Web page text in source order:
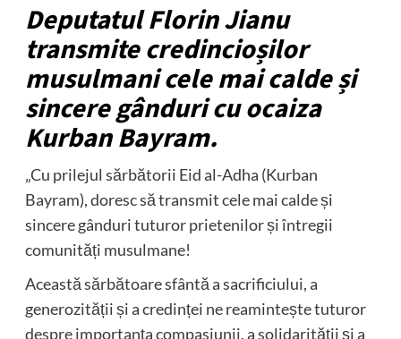
Deputatul Florin Jianu
transmite credincioșilor
musulmani cele mai calde și
sincere gânduri cu ocaiza
Kurban Bayram.
„Cu prilejul sărbătorii Eid al-Adha (Kurban
Bayram), doresc să transmit cele mai calde și
sincere gânduri tuturor prietenilor și întregii
comunități musulmane!
Această sărbătoare sfântă a sacrificiului, a
generozității și a credinței ne reamintește tuturor
despre importanța compasiunii, a solidarității și a